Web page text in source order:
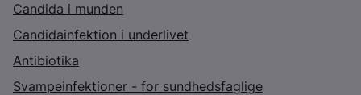
Candida i munden
Candidainfektion i underlivet
Antibiotika
Svampeinfektioner - for sundhedsfaglige